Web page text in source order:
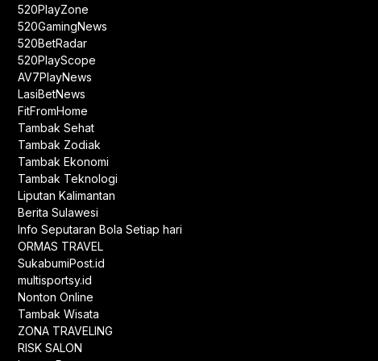
520PlayZone
520GamingNews
520BetRadar
520PlayScope
AV7PlayNews
LasiBetNews
FitFromHome
Tambak Sehat
Tambak Zodiak
Tambak Ekonomi
Tambak Teknologi
Liputan Kalimantan
Berita Sulawesi
Info Seputaran Bola Setiap hari
ORMAS TRAVEL
SukabumiPost.id
multisportsy.id
Nonton Online
Tambak Wisata
ZONA TRAVELING
RISK SALON